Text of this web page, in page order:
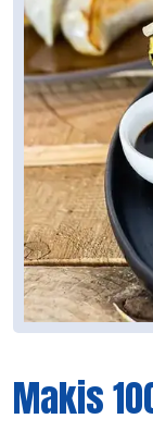
Makis